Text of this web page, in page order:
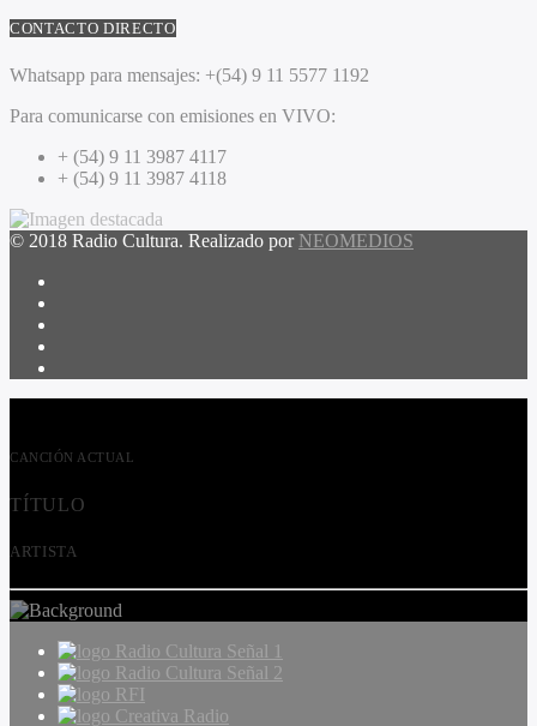
CONTACTO DIRECTO
Whatsapp para mensajes: +(54) 9 11 5577 1192
Para comunicarse con emisiones en VIVO:
+ (54) 9 11 3987 4117
+ (54) 9 11 3987 4118
© 2018 Radio Cultura. Realizado por NEOMEDIOS
CANCIÓN ACTUAL
TÍTULO
ARTISTA
Radio Cultura Señal 1
Radio Cultura Señal 2
RFI
Creativa Radio